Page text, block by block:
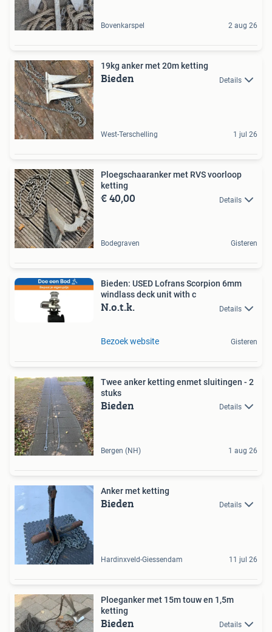
Bovenkarspel 2 aug 26
19kg anker met 20m ketting
Bieden Details
West-Terschelling 1 jul 26
Ploegschaaranker met RVS voorloop
ketting
€ 40,00 Details
Bodegraven Gisteren
Bieden: USED Lofrans Scorpion 6mm
windlass deck unit with c
N.o.t.k. Details
Bezoek website Gisteren
Twee anker ketting enmet sluitingen - 2
stuks
Bieden Details
Bergen (NH) 1 aug 26
Anker met ketting
Bieden Details
Hardinxveld-Giessendam 11 jul 26
Ploeganker met 15m touw en 1,5m
ketting
Bieden Details